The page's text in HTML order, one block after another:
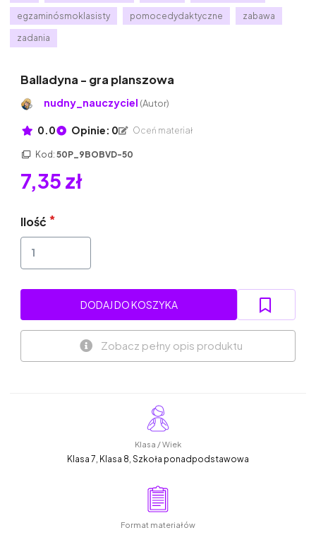
egzaminósmoklasisty pomocedydaktyczne zabawa
zadania
Balladyna - gra planszowa
nudny_nauczyciel (Autor)
0.0 Opinie: 0 Oceń materiał
Kod: 50P_9BOBVD-50
7,35 zł
Ilość
DODAJ DO KOSZYKA
Zobacz pełny opis produktu
Klasa / Wiek
Klasa 7, Klasa 8, Szkoła ponadpodstawowa
Format materiałów